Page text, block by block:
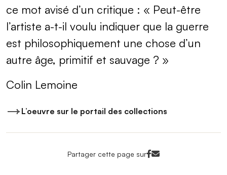
ce mot avisé d’un critique : « Peut-être
l’artiste a-t-il voulu indiquer que la guerre
est philosophiquement une chose d’un
autre âge, primitif et sauvage ? »
Colin Lemoine
L’oeuvre sur le portail des collections
Partager cette page surFacebook<
Mail<